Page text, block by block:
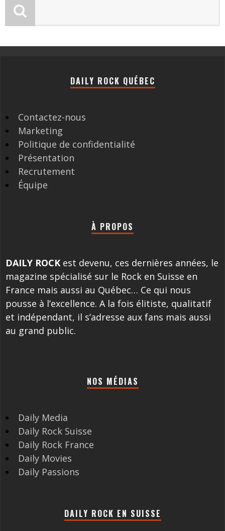
DAILY ROCK QUÉBEC
Contactez-nous
Marketing
Politique de confidentialité
Présentation
Recrutement
Équipe
À PROPOS
DAILY ROCK est devenu, ces dernières années, le
magazine spécialisé sur le Rock en Suisse en
France mais aussi au Québec… Ce qui nous
pousse à l’excellence. A la fois élitiste, qualitatif
et indépendant, il s’adresse aux fans mais aussi
au grand public.
NOS MÉDIAS
Daily Media
Daily Rock Suisse
Daily Rock France
Daily Movies
Daily Passions
DAILY ROCK EN SUISSE